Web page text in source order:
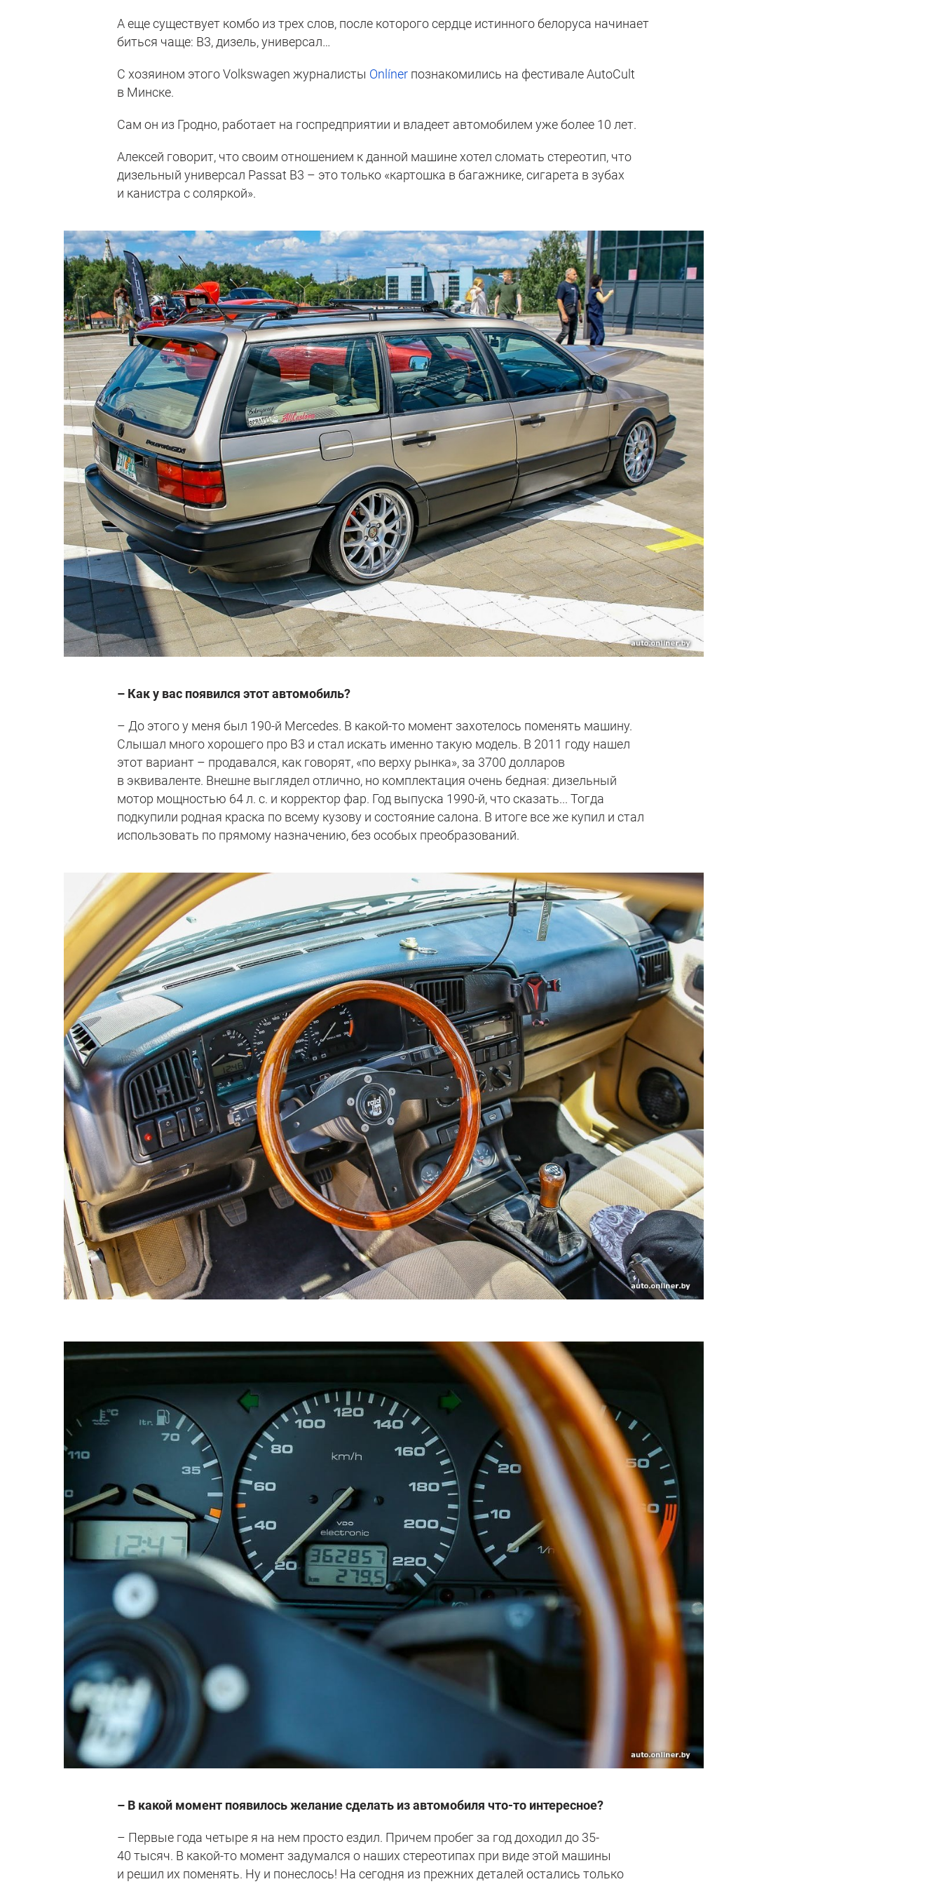
А еще существует комбо из трех слов, после которого сердце истинного белоруса начинает
биться чаще: B3, дизель, универсал…
С хозяином этого Volkswagen журналисты Onlíner познакомились на фестивале AutoCult
в Минске.
Сам он из Гродно, работает на гоcпредприятии и владеет автомобилем уже более 10 лет.
Алексей говорит, что своим отношением к данной машине хотел сломать стереотип, что
дизельный универсал Passat В3 – это только «картошка в багажнике, сигарета в зубах
и канистра с соляркой».
– Как у вас появился этот автомобиль?
– До этого у меня был 190-й Mercedes. В какой-то момент захотелось поменять машину.
Слышал много хорошего про В3 и стал искать именно такую модель. В 2011 году нашел
этот вариант – продавался, как говорят, «по верху рынка», за 3700 долларов
в эквиваленте. Внешне выглядел отлично, но комплектация очень бедная: дизельный
мотор мощностью 64 л. с. и корректор фар. Год выпуска 1990-й, что сказать... Тогда
подкупили родная краска по всему кузову и состояние салона. В итоге все же купил и стал
использовать по прямому назначению, без особых преобразований.
– В какой момент появилось желание сделать из автомобиля что-то интересное?
– Первые года четыре я на нем просто ездил. Причем пробег за год доходил до 35-
40 тысяч. В какой-то момент задумался о наших стереотипах при виде этой машины
и решил их поменять. Ну и понеслось! На сегодня из прежних деталей остались только